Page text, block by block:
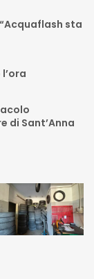
sta
di Sant’Anna